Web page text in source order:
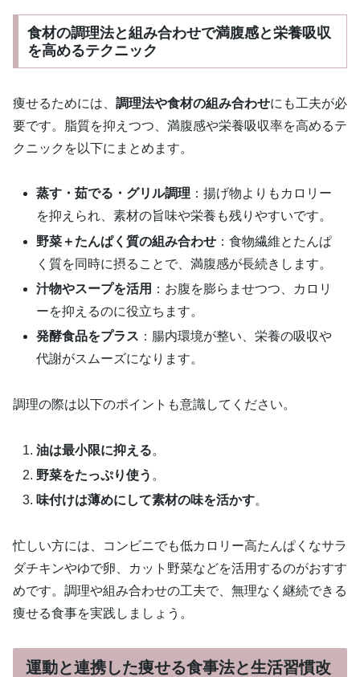
食材の調理法と組み合わせで満腹感と栄養吸収
を高めるテクニック
痩せるためには、 調理法や食材の組み合わせにも工夫が必
要です。脂質を抑えつつ、満腹感や栄養吸収率を高めるテ
クニックを以下にまとめます。
蒸す・茹でる・グリル調理 ：揚げ物よりもカロリー
を抑えられ、素材の旨味や栄養も残りやすいです。
野菜＋たんぱく質の組み合わせ ：食物繊維とたんぱ
く質を同時に摂ることで、満腹感が長続きします。
汁物やスープを活用 ：お腹を膨らませつつ、カロリ
ーを抑えるのに役立ちます。
発酵食品をプラス ：腸内環境が整い、栄養の吸収や
代謝がスムーズになります。
調理の際は以下のポイントも意識してください。
油は最小限に抑える。
野菜をたっぷり使う 。
味付けは薄めにして素材の味を活かす。
忙しい方には、コンビニでも低カロリー高たんぱくなサラ
ダチキンやゆで卵、カット野菜などを活用するのがおすす
めです。調理や組み合わせの工夫で、無理なく継続できる
痩せる食事を実践しましょう。
運動と連携した痩せる食事法と生活習慣改